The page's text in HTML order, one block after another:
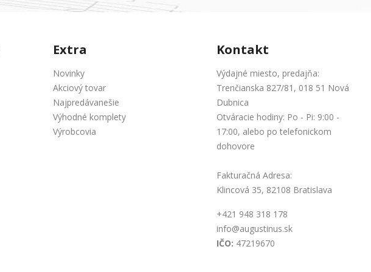
Extra
Novinky
Akciový tovar
Najpredávanešie
Výhodné komplety
Výrobcovia
Kontakt
Výdajné miesto, predajňa:
Trenčianska 827/81, 018 51 Nová
Dubnica
Otváracie hodiny: Po - Pi: 9:00 -
17:00, alebo po telefonickom
dohovore
Fakturačná Adresa:
Klincová 35, 82108 Bratislava
+421 948 318 178
info@augustinus.sk
IČO: 47219670